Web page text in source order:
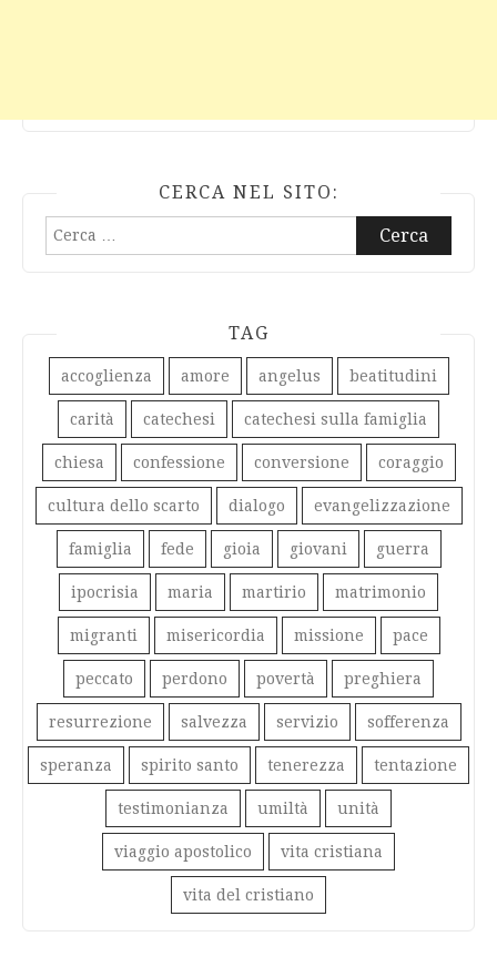
CERCA NEL SITO:
Ricerca
per:
TAG
accoglienza amore angelus beatitudini
carità catechesi catechesi sulla famiglia
chiesa confessione conversione coraggio
cultura dello scarto dialogo evangelizzazione
famiglia fede gioia giovani guerra
ipocrisia maria martirio matrimonio
migranti misericordia missione pace
peccato perdono povertà preghiera
resurrezione salvezza servizio sofferenza
speranza spirito santo tenerezza tentazione
testimonianza umiltà unità
viaggio apostolico vita cristiana
vita del cristiano